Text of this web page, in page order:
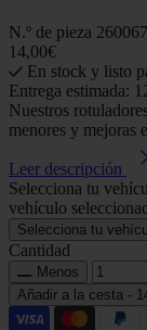
N.º de pieza
14,00€
En stock y listo
Entrega estimada:
Nuestros
menores y mejoras
Leer descripción
Selecciona tu
vehículo
Selecciona tu
Cantidad
Menos
Añadir a la cesta -